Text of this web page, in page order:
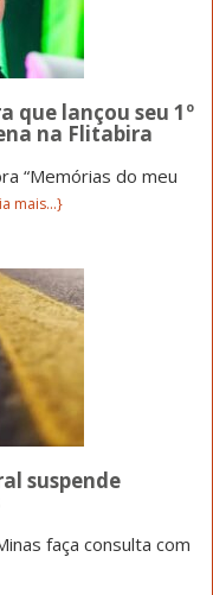
que lançou seu 1º
na Flitabira
“Memórias do meu
mais...}
suspende
faça consulta com